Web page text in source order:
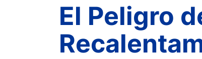
El Peligro